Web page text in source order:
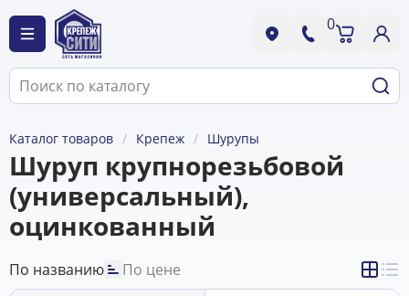
0
Каталог товаров Крепеж Шурупы
Шуруп крупнорезьбовой
(универсальный),
оцинкованный
По названию
По цене